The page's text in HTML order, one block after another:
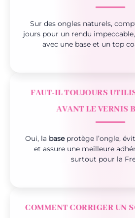
Sur des ongles naturels,
jours pour un rendu impeccable,
avec une base et un top
FAUT-IL TOUJOURS
AVANT LE VERNIS
Oui, la baseprotège l’ongle,
et assure une meilleure
surtout pour la
COMMENT CORRIGER UN